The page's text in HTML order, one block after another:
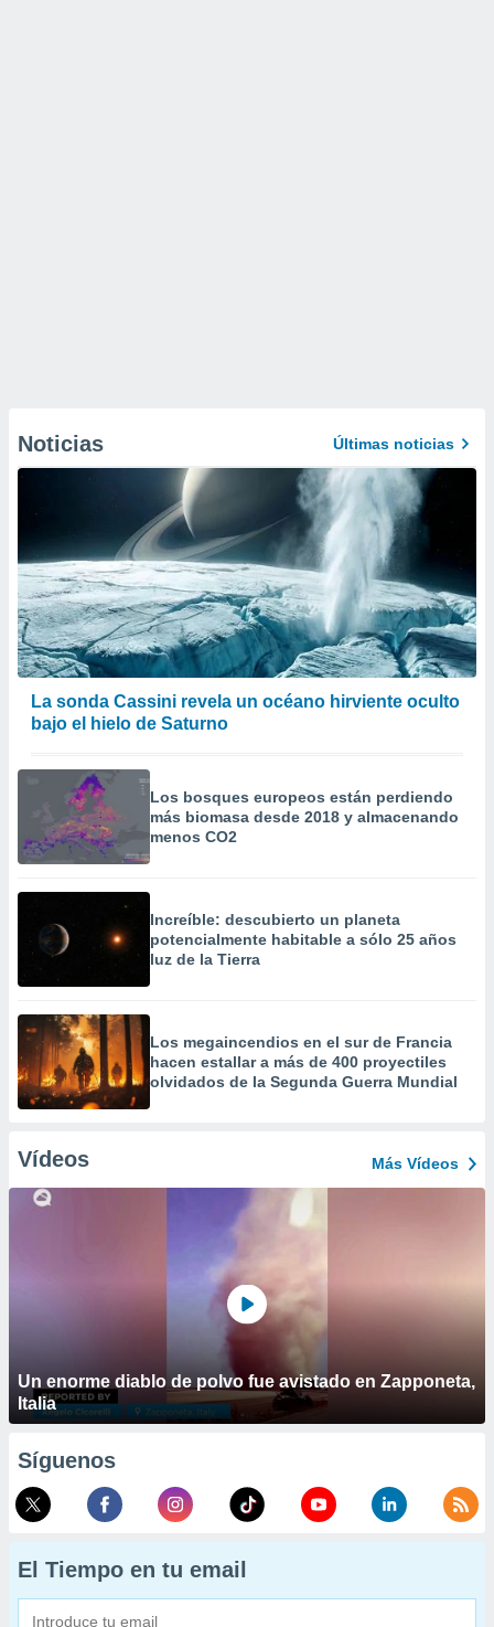
Noticias Últimas noticias
La sonda Cassini revela un océano hirviente oculto
bajo el hielo de Saturno
Los bosques europeos están perdiendo
más biomasa desde 2018 y almacenando
menos CO2
Increíble: descubierto un planeta
potencialmente habitable a sólo 25 años
luz de la Tierra
Los megaincendios en el sur de Francia
hacen estallar a más de 400 proyectiles
olvidados de la Segunda Guerra Mundial
Vídeos Más Vídeos
Un enorme diablo de polvo fue avistado en Zapponeta,
Italia
Síguenos
El Tiempo en tu email